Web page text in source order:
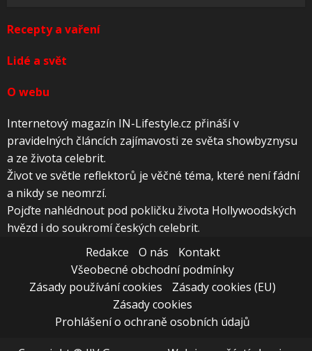
Recepty a vaření
Lidé a svět
O webu
Internetový magazín IN-Lifestyle.cz přináší v
pravidelných článcích zajímavosti ze světa showbyznysu
a ze života celebrit.
Život ve světle reflektorů je věčné téma, které není fádní
a nikdy se neomrzí.
Pojďte nahlédnout pod pokličku života Hollywoodských
hvězd i do soukromí českých celebrit.
Redakce
O nás
Kontakt
Všeobecné obchodní podmínky
Zásady používání cookies
Zásady cookies (EU)
Zásady cookies
Prohlášení o ochraně osobních údajů